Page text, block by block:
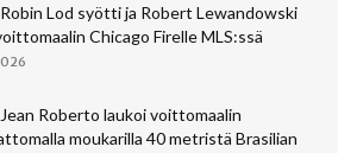
Lod syötti ja Robert Lewandowski
Chicago Firelle MLS:ssä
Roberto laukoi voittomaalin
moukarilla 40 metristä Brasilian